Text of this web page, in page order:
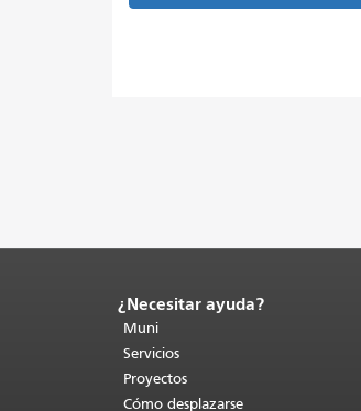
Fin
del
contenido
de
la
¿Necesitar ayuda?
Muni
Servicios
Proyectos
Cómo desplazarse